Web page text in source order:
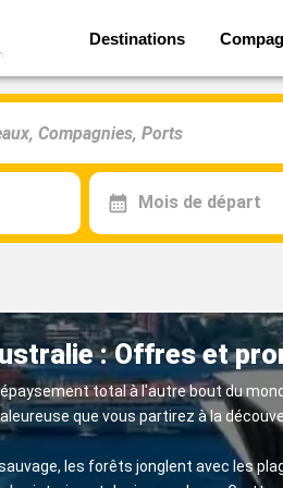
Destinations
Mois de départ
: Offres et
total à l'autre bout du
que vous partirez à la
les forêts jonglent avec les